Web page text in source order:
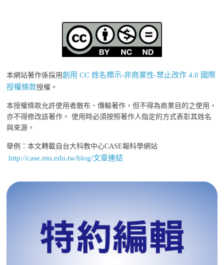
本網站著作係採用創用 CC 姓名標示-非商業性-禁止改作 4.0 國際
授權條款授權。
本授權條款允許使用者散布、傳輸著作，但不得為商業目的之使用，
亦不得修改該著作。 使用時必須按照著作人指定的方式表彰其姓名
與來源。
舉例：本文轉載自台大科教中心CASE報科學網站
http://case.ntu.edu.tw/blog/文章連結